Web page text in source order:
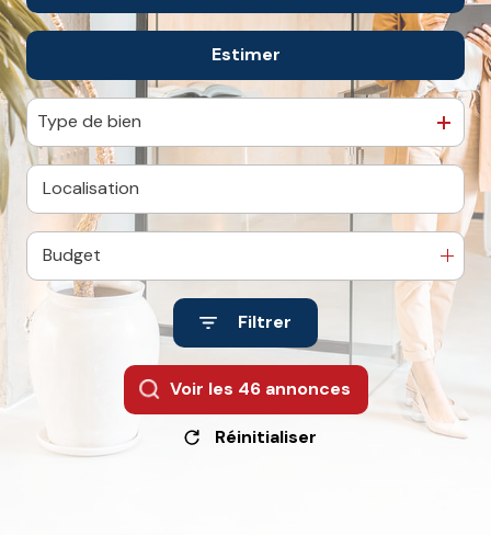
Contact
De l'immo pro
De l'immo pro
Estimer
Type de bien
Budget
Filtrer
Voir les 46annonces
Réinitialiser